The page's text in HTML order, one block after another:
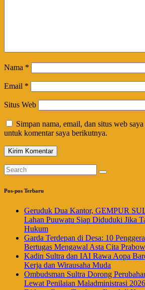
Nama *
Email *
Situs Web
Simpan nama, email, dan situs web
untuk komentar saya berikutnya.
Pos-pos Terbaru
Geruduk Dua Kantor, GEMPUR
Lahan Puuwatu Siap Diduduki Jika
Hukum
Garda Terdepan di Desa: 10
Bertugas Mengawal Asta Cita
Kadin Sultra dan IAI Rawa Aopa
Kerja dan Wirausaha Muda
Ombudsman Sultra Dorong
Lewat Penilaian Maladministrasi 2026